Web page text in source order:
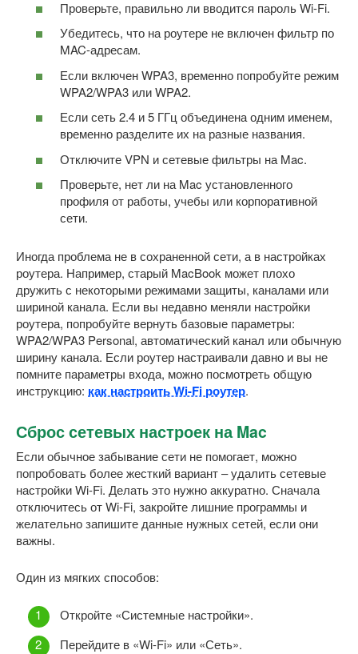
Проверьте, правильно ли вводится пароль Wi-Fi.
Убедитесь, что на роутере не включен фильтр по
MAC-адресам.
Если включен WPA3, временно попробуйте режим
WPA2/WPA3 или WPA2.
Если сеть 2.4 и 5 ГГц объединена одним именем,
временно разделите их на разные названия.
Отключите VPN и сетевые фильтры на Mac.
Проверьте, нет ли на Mac установленного
профиля от работы, учебы или корпоративной
сети.
Иногда проблема не в сохраненной сети, а в настройках
роутера. Например, старый MacBook может плохо
дружить с некоторыми режимами защиты, каналами или
шириной канала. Если вы недавно меняли настройки
роутера, попробуйте вернуть базовые параметры:
WPA2/WPA3 Personal, автоматический канал или обычную
ширину канала. Если роутер настраивали давно и вы не
помните параметры входа, можно посмотреть общую
инструкцию: как настроить Wi-Fi роутер.
Сброс сетевых настроек на Mac
Если обычное забывание сети не помогает, можно
попробовать более жесткий вариант – удалить сетевые
настройки Wi-Fi. Делать это нужно аккуратно. Сначала
отключитесь от Wi-Fi, закройте лишние программы и
желательно запишите данные нужных сетей, если они
важны.
Один из мягких способов:
Откройте «Системные настройки».
Перейдите в «Wi-Fi» или «Сеть».